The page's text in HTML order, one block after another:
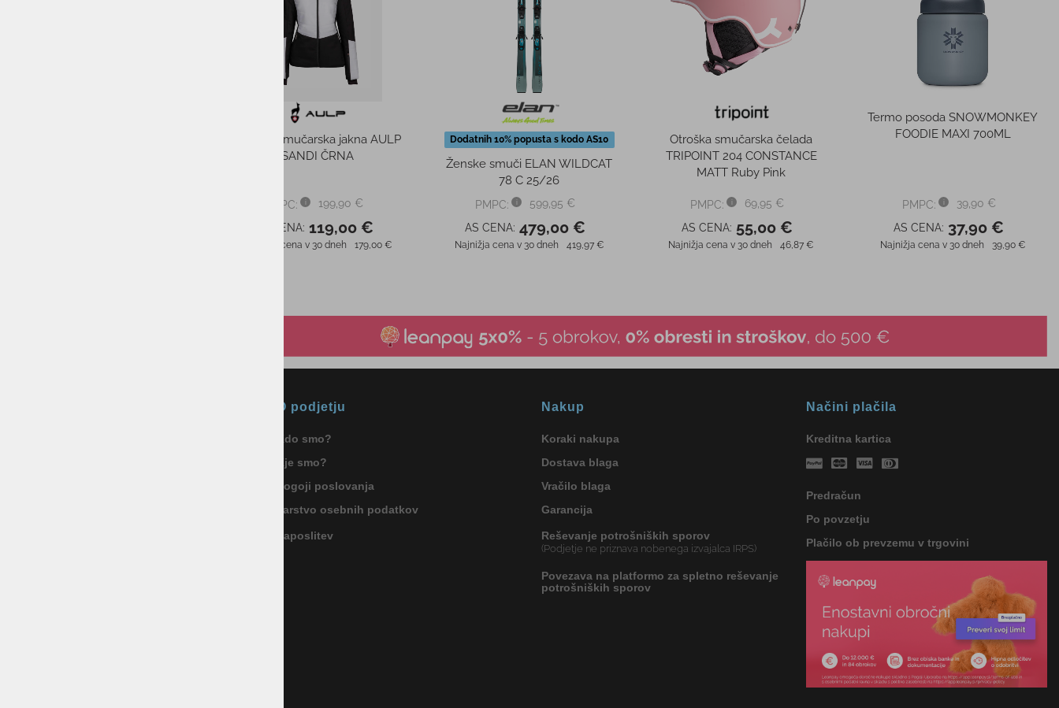
Ženska smučarska jakna AULP
SANDI ČRNA
PMPC:
199,90 €
AS CENA: 119,00 €
Najnižja cena v 30 dneh 179,00 €
Ženske smuči ELAN WILDCAT
78 C 25/26
Dodatnih 10% popusta s kodo AS10
PMPC:
599,95 €
AS CENA: 479,00 €
Najnižja cena v 30 dneh 419,97 €
Otroška smučarska čelada
TRIPOINT 204 CONSTANCE
MATT Ruby Pink
PMPC:
69,95 €
AS CENA: 55,00 €
Najnižja cena v 30 dneh 46,87 €
Termo posoda SNOWMONKEY
FOODIE MAXI 700ML
PMPC:
39,90 €
AS CENA: 37,90 €
Najnižja cena v 30 dneh 39,90 €
O podjetju
Kdo smo?
Kje smo?
Pogoji poslovanja
Varstvo osebnih podatkov
Zaposlitev
Nakup
Koraki nakupa
Dostava blaga
Vračilo blaga
Garancija
Reševanje potrošniških sporov
(Podjetje ne priznava nobenega izvajalca IRPS)
Povezava na platformo za spletno reševanje
potrošniških sporov
Načini plačila
Kreditna kartica
Predračun
Po povzetju
Plačilo ob prevzemu v trgovini